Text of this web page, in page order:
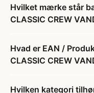
Hvilket mærke står
CLASSIC CREW
Hvad er EAN /
CLASSIC CREW
Hvilken kategori